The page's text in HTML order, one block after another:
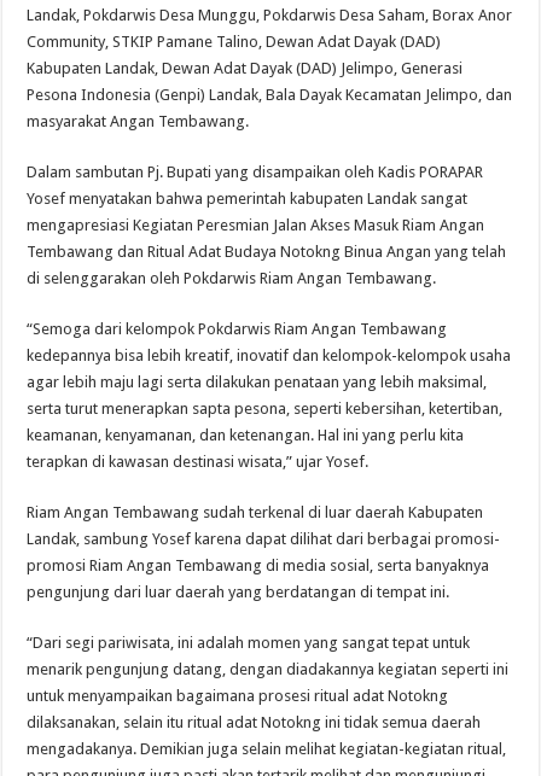
Landak, Pokdarwis Desa Munggu, Pokdarwis Desa Saham, Borax Anor
Community, STKIP Pamane Talino, Dewan Adat Dayak (DAD)
Kabupaten Landak, Dewan Adat Dayak (DAD) Jelimpo, Generasi
Pesona Indonesia (Genpi) Landak, Bala Dayak Kecamatan Jelimpo, dan
masyarakat Angan Tembawang.
Dalam sambutan Pj. Bupati yang disampaikan oleh Kadis PORAPAR
Yosef menyatakan bahwa pemerintah kabupaten Landak sangat
mengapresiasi Kegiatan Peresmian Jalan Akses Masuk Riam Angan
Tembawang dan Ritual Adat Budaya Notokng Binua Angan yang telah
di selenggarakan oleh Pokdarwis Riam Angan Tembawang.
“Semoga dari kelompok Pokdarwis Riam Angan Tembawang
kedepannya bisa lebih kreatif, inovatif dan kelompok-kelompok usaha
agar lebih maju lagi serta dilakukan penataan yang lebih maksimal,
serta turut menerapkan sapta pesona, seperti kebersihan, ketertiban,
keamanan, kenyamanan, dan ketenangan. Hal ini yang perlu kita
terapkan di kawasan destinasi wisata,” ujar Yosef.
Riam Angan Tembawang sudah terkenal di luar daerah Kabupaten
Landak, sambung Yosef karena dapat dilihat dari berbagai promosi-
promosi Riam Angan Tembawang di media sosial, serta banyaknya
pengunjung dari luar daerah yang berdatangan di tempat ini.
“Dari segi pariwisata, ini adalah momen yang sangat tepat untuk
menarik pengunjung datang, dengan diadakannya kegiatan seperti ini
untuk menyampaikan bagaimana prosesi ritual adat Notokng
dilaksanakan, selain itu ritual adat Notokng ini tidak semua daerah
mengadakanya. Demikian juga selain melihat kegiatan-kegiatan ritual,